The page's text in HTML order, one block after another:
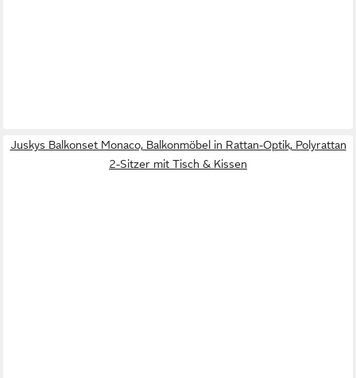
Juskys Balkonset Monaco, Balkonmöbel in Rattan-Optik, Polyrattan
2-Sitzer mit Tisch & Kissen